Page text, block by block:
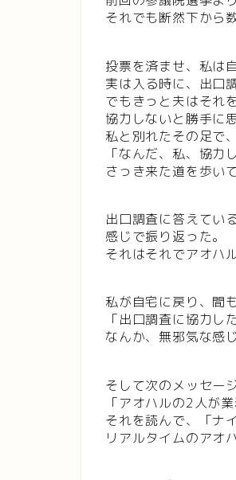
それでも断然下から
投票を済ませ、私は
実は入る時に、出口
でもきっと夫はそれ
協力しないと勝手に
私と別れたその足で
「なんだ、私、協力
さっき来た道を歩い
出口調査に答えてい
感じで振り返った。
それはそれでアオハ
私が自宅に戻り、間
「出口調査に協力し
なんか、無邪気な感じ
そして次のメッセー
「アオハルの2人が
それを読んで、「ナ
リアルタイムのアオ